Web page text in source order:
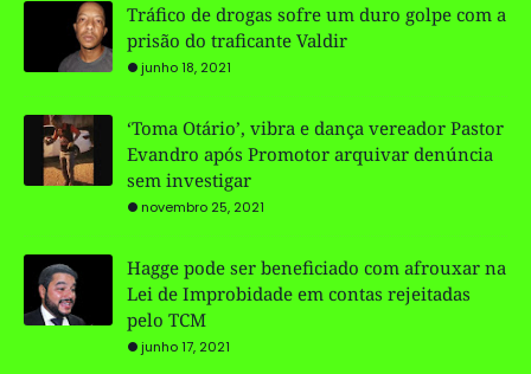
Tráfico de drogas sofre um duro golpe com a
prisão do traficante Valdir
junho 18, 2021
‘Toma Otário’, vibra e dança vereador Pastor
Evandro após Promotor arquivar denúncia
sem investigar
novembro 25, 2021
Hagge pode ser beneficiado com afrouxar na
Lei de Improbidade em contas rejeitadas
pelo TCM
junho 17, 2021